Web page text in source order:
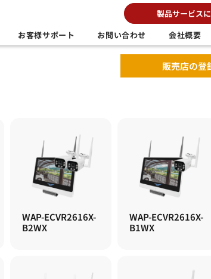
製品サービス
お客様サポート お問い合わせ 会社概要
販売店の登
WAP-ECVR2616X-
B2WX
WAP-ECVR2616X-
B1WX